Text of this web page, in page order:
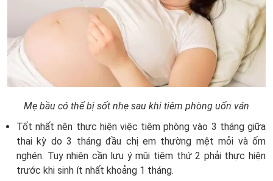
Mẹ bầu có thể bị sốt nhẹ sau khi tiêm phòng uốn ván
Tốt nhất nên thực hiện việc tiêm phòng vào 3 tháng giữa
thai kỳ do 3 tháng đầu chị em thường mệt mỏi và ốm
nghén. Tuy nhiên cần lưu ý mũi tiêm thứ 2 phải thực hiện
trước khi sinh ít nhất khoảng 1 tháng.